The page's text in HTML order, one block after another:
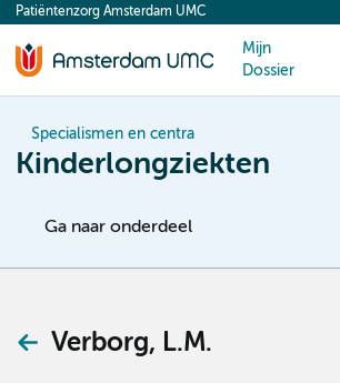
content
Patiëntenzorg Amsterdam UMC
Mijn
Dossier
Specialismen en centra
Kinderlongziekten
Ga naar onderdeel
Verborg, L.M.